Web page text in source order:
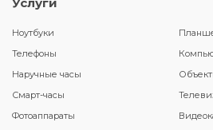
Ноутбуки
Телефоны
Наручные часы
Смарт-часы
Фотоаппараты